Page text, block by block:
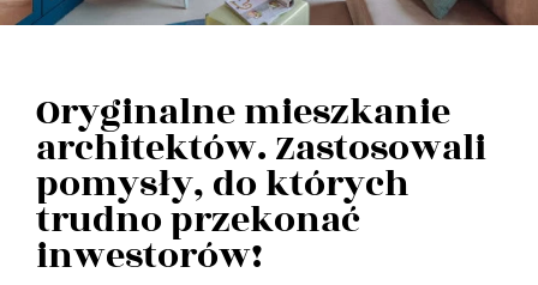
Oryginalne mieszkanie
architektów. Zastosowali
pomysły, do których
trudno przekonać
inwestorów!